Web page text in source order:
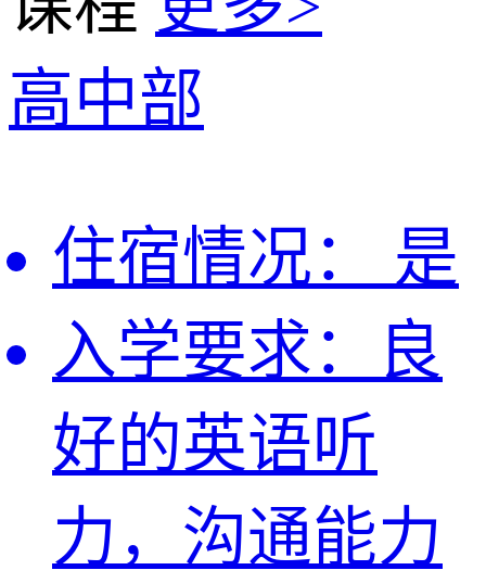
高中部
住宿情况：
是
入学要求：
良
好的英语听
力，沟通能力